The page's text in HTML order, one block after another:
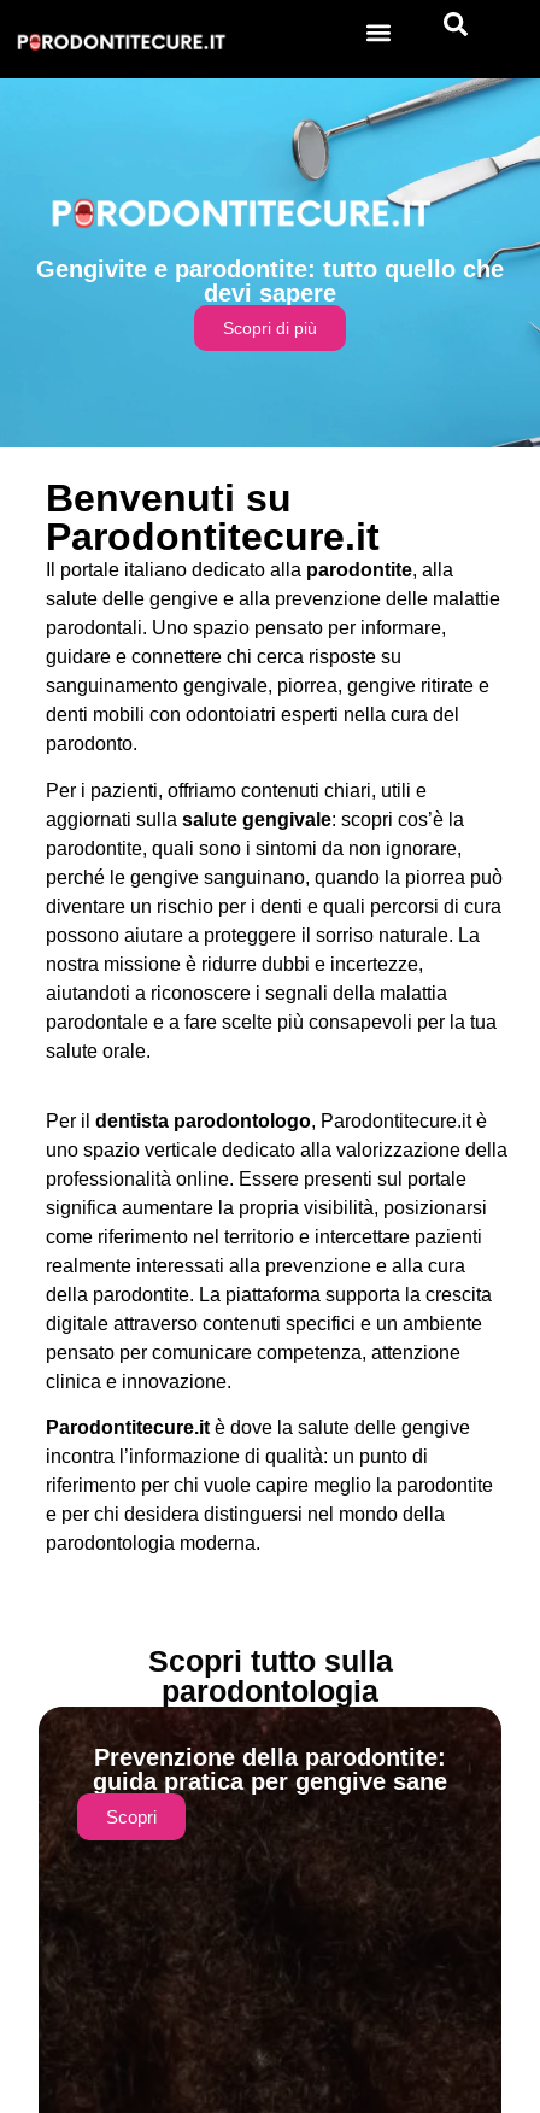
Gengivite e parodontite: tutto quello che
devi sapere
Scopri di più
Benvenuti su
Parodontitecure.it
Il portale italiano dedicato alla parodontite, alla
salute delle gengive e alla prevenzione delle malattie
parodontali. Uno spazio pensato per informare,
guidare e connettere chi cerca risposte su
sanguinamento gengivale, piorrea, gengive ritirate e
denti mobili con odontoiatri esperti nella cura del
parodonto.
Per i pazienti, offriamo contenuti chiari, utili e
aggiornati sullasalute gengivale: scopri cos’è la
parodontite, quali sono i sintomi da non ignorare,
perché le gengive sanguinano, quando la piorrea può
diventare un rischio per i denti e quali percorsi di cura
possono aiutare a proteggere il sorriso naturale. La
nostra missione è ridurre dubbi e incertezze,
aiutandoti a riconoscere i segnali della malattia
parodontale e a fare scelte più consapevoli per la tua
salute orale.
Per ildentista parodontologo, Parodontitecure.it è
uno spazio verticale dedicato alla valorizzazione della
professionalità online. Essere presenti sul portale
significa aumentare la propria visibilità, posizionarsi
come riferimento nel territorio e intercettare pazienti
realmente interessati alla prevenzione e alla cura
della parodontite. La piattaforma supporta la crescita
digitale attraverso contenuti specifici e un ambiente
pensato per comunicare competenza, attenzione
clinica e innovazione.
Parodontitecure.it è dove la salute delle gengive
incontra l’informazione di qualità: un punto di
riferimento per chi vuole capire meglio la parodontite
e per chi desidera distinguersi nel mondo della
parodontologia moderna.
Scopri tutto sulla
parodontologia
Prevenzione della parodontite:
guida pratica per gengive sane
Scopri